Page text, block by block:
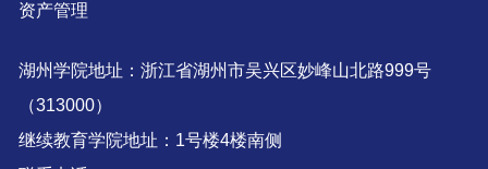
资产管理
湖州学院地址：浙江省湖州市吴兴区妙峰山北路999号
（313000）
继续教育学院地址：1号楼4楼南侧